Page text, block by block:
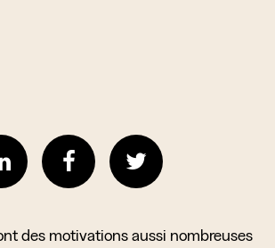
des motivations aussi nombreuses